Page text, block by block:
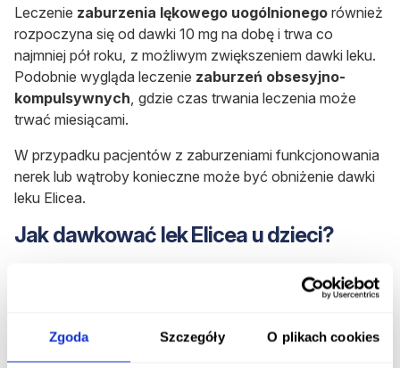
Zgoda Szczegóły O plikach cookies
Leczenie zaburzenia lękowego uogólnionego również
rozpoczyna się od dawki 10 mg na dobę i trwa co
najmniej pół roku, z możliwym zwiększeniem dawki leku.
Podobnie wygląda leczenie zaburzeń obsesyjno-
kompulsywnych , gdzie czas trwania leczenia może
trwać miesiącami.
W przypadku pacjentów z zaburzeniami funkcjonowania
nerek lub wątroby konieczne może być obniżenie dawki
leku Elicea.
Jak dawkować lek Elicea u dzieci?
nie powinien być stosowany u dzieci i
, jeśli jednak zachodzi taka potrzeba, to
występowały zachowania samobójcze i jakie jest ich
ryzyko.